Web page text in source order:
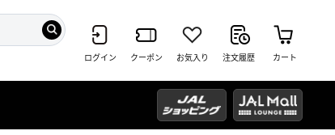
ログイン クーポン お気入り 注文履歴 カート